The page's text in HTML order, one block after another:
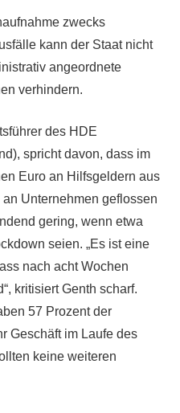
zwecks
kann der Staat nicht
angeordnete
verhindern.
des HDE
spricht davon, dass im
Euro an Hilfsgeldern aus
Unternehmen geflossen
gering, wenn etwa
seien. „Es ist eine
nach acht Wochen
kritisiert Genth scharf.
57 Prozent der
Geschäft im Laufe des
keine weiteren